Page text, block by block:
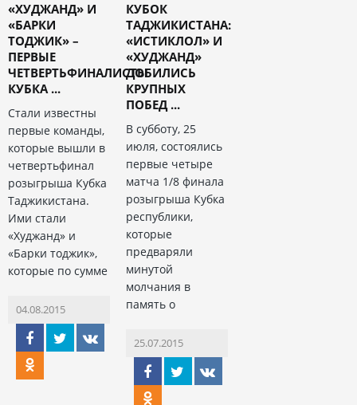
«ХУДЖАНД» И
«БАРКИ
ТОДЖИК» –
ПЕРВЫЕ
ЧЕТВЕРТЬФИНАЛИСТЫ
КУБКА ...
Стали известны
первые команды,
которые вышли в
четвертьфинал
розыгрыша Кубка
Таджикистана.
Ими стали
«Худжанд» и
«Барки тоджик»,
которые по сумме
04.08.2015
КУБОК
ТАДЖИКИСТАНА:
«ИСТИКЛОЛ» И
«ХУДЖАНД»
ДОБИЛИСЬ
КРУПНЫХ
ПОБЕД ...
В субботу, 25
июля, состоялись
первые четыре
матча 1/8 финала
розыгрыша Кубка
республики,
которые
предваряли
минутой
молчания в
память о
25.07.2015